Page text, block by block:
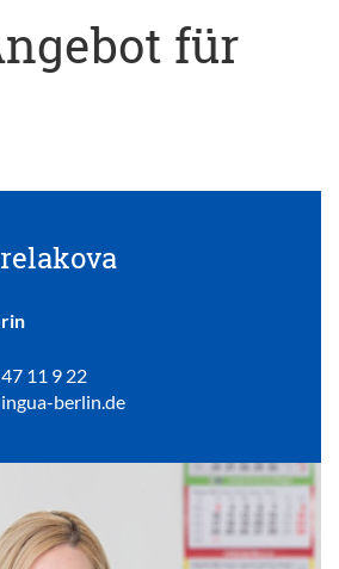
für
11 9 22
berlin.de